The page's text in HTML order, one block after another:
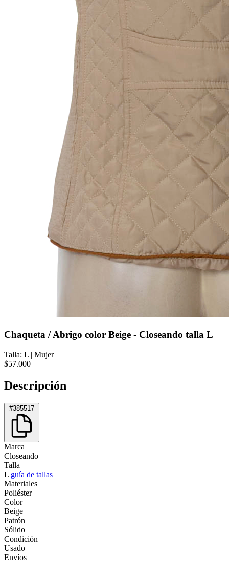
Chaqueta / Abrigo color Beige - Closeando talla L
Talla: L | Mujer
$57.000
Descripción
#385517
Marca
Closeando
Talla
L guía de tallas
Materiales
Poliéster
Color
Beige
Patrón
Sólido
Condición
Usado
Envíos